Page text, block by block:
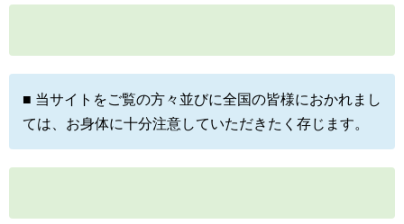
■ 当サイトをご覧の方々並びに全国の皆様におかれまし
ては、お身体に十分注意していただきたく存じます。